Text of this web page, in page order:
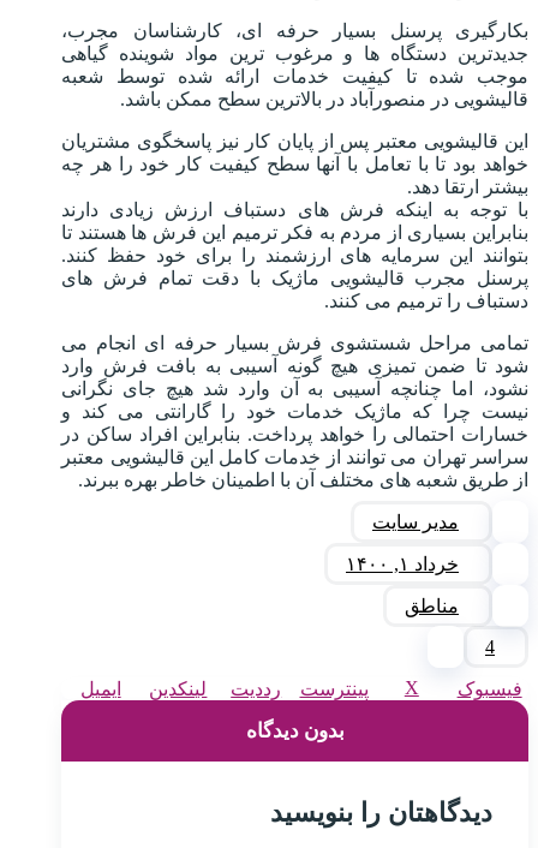
بکارگیری پرسنل بسیار حرفه ای، کارشناسان مجرب،
جدیدترین دستگاه ها و مرغوب ترین مواد شوینده گیاهی
موجب شده تا کیفیت خدمات ارائه شده توسط شعبه
قالیشویی در منصورآباد در بالاترین سطح ممکن باشد.
این قالیشویی معتبر پس از پایان کار نیز پاسخگوی مشتریان
خواهد بود تا با تعامل با آنها سطح کیفیت کار خود را هر چه
بیشتر ارتقا دهد.
با توجه به اینکه فرش های دستباف ارزش زیادی دارند
بنابراین بسیاری از مردم به فکر ترمیم این فرش ها هستند تا
بتوانند این سرمایه های ارزشمند را برای خود حفظ کنند.
پرسنل مجرب قالیشویی ماژیک با دقت تمام فرش های
دستباف را ترمیم می کنند.
تمامی مراحل شستشوی فرش بسیار حرفه ای انجام می
شود تا ضمن تمیزی هیچ گونه آسیبی به بافت فرش وارد
نشود، اما چنانچه آسیبی به آن وارد شد هیچ جای نگرانی
نیست چرا که ماژیک خدمات خود را گارانتی می کند و
خسارات احتمالی را خواهد پرداخت. بنابراین افراد ساکن در
سراسر تهران می توانند از خدمات کامل این قالیشویی معتبر
از طریق شعبه های مختلف آن با اطمینان خاطر بهره ببرند.
مدیر سایت
خرداد ۱, ۱۴۰۰
مناطق
4
فیسبوک X پینترست رددیت لینکدین ایمیل
بدون دیدگاه
دیدگاهتان را بنویسید